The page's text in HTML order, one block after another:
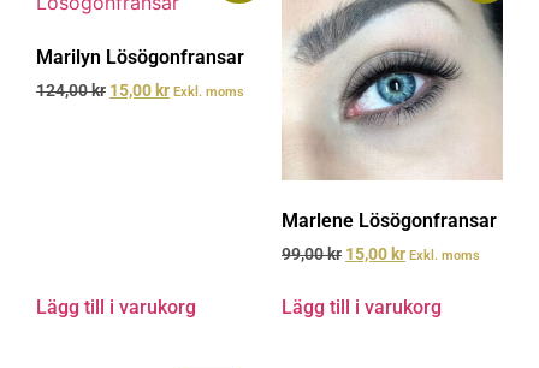
Marilyn Lösögonfransar
124,00kr 15,00 kr Exkl. moms
Lägg till i varukorg
Marlene Lösögonfransar
99,00kr 15,00 kr Exkl. moms
Lägg till i varukorg